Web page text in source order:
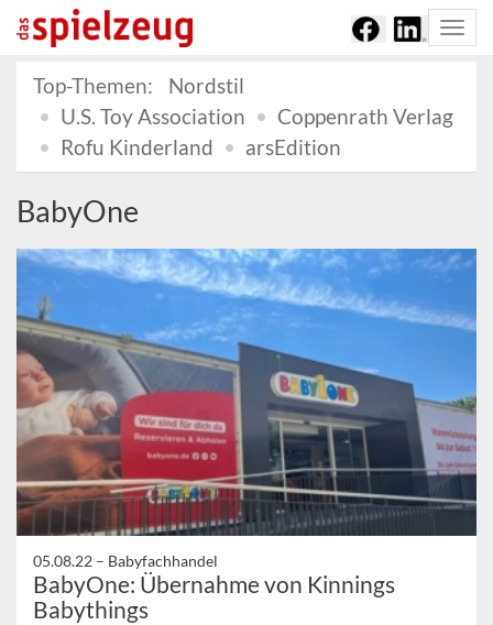
Top-Themen:
Nordstil
U.S. Toy Association
Coppenrath Verlag
Rofu Kinderland
arsEdition
BabyOne
05.08.22 – Babyfachhandel
BabyOne: Übernahme von Kinnings
Babythings